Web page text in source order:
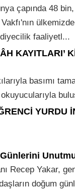
çapında 48
faaliyetl...
KAYITLARI’
basımı
okuyucularıyla
YURDU
Recep Yakar,
doğum